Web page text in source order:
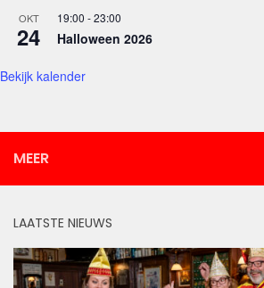
OKT
24
19:00 -23:00
Halloween 2026
Bekijk kalender
MEER
LAATSTE NIEUWS